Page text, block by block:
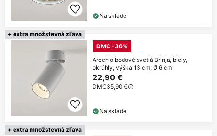
Na sklade
+ extra množstevná zľava
DMC -36%
Arcchio bodové svetlá Brinja, biely,
okrúhly, výška 13 cm, Ø 6 cm
22,90 €
DMC35,90 €
Na sklade
+ extra množstevná zľava